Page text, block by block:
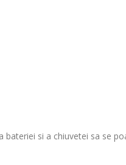
bateriei si a chiuvetei sa se